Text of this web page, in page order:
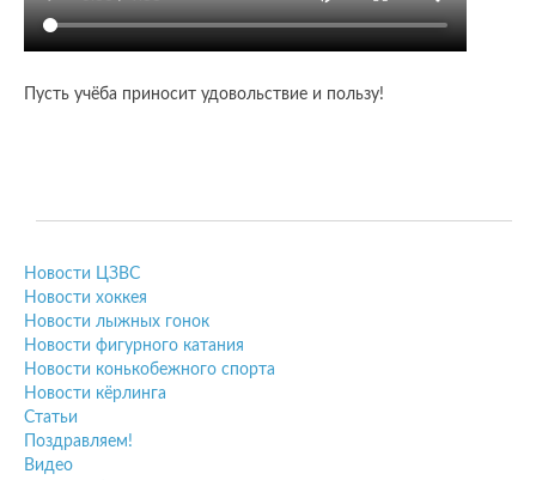
Пусть учёба приносит удовольствие и пользу!
Новости ЦЗВС
Новости хоккея
Новости лыжных гонок
Новости фигурного катания
Новости конькобежного спорта
Новости кёрлинга
Статьи
Поздравляем!
Видео